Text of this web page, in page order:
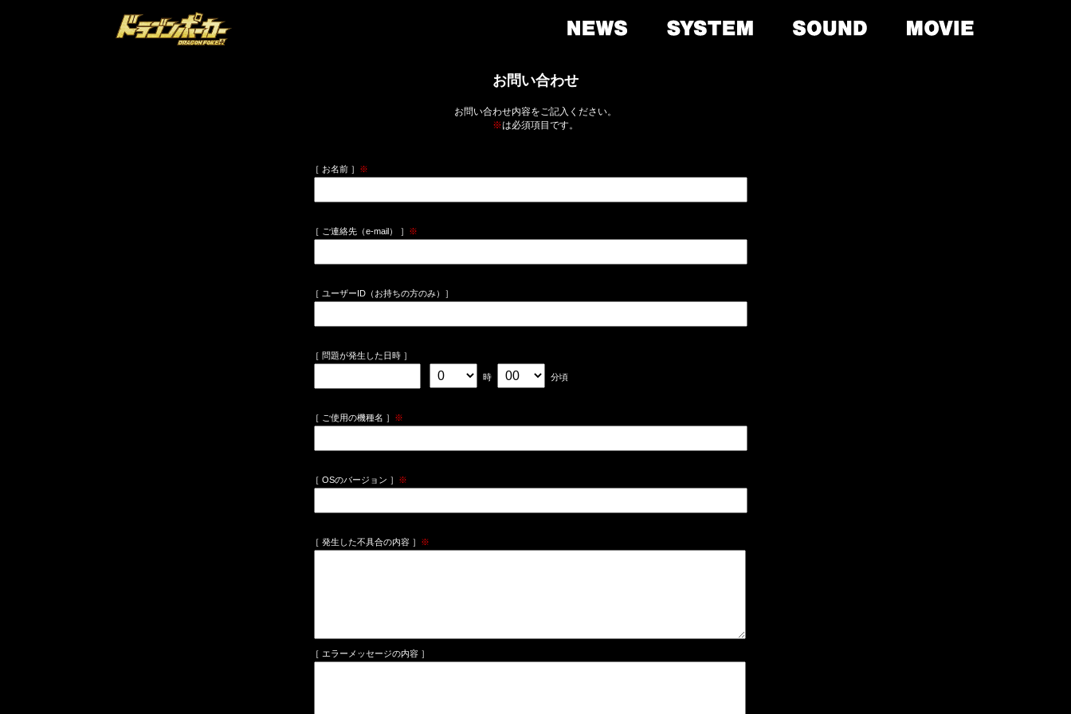
お問い合わせ
お問い合わせ内容をご記入ください。
※は必須項目です。
［ お名前 ］ ※
［ ご連絡先（e-mail） ］ ※
［ ユーザーID（お持ちの方のみ）］
［ 問題が発生した日時 ］
時 分頃
［ ご使用の機種名 ］ ※
［ OSのバージョン ］ ※
［ 発生した不具合の内容 ］ ※
［ エラーメッセージの内容 ］